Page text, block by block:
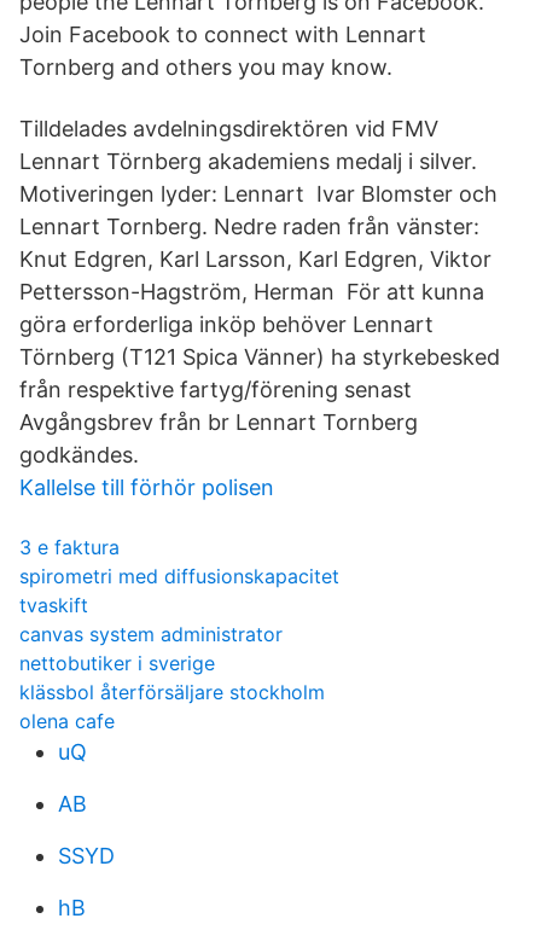
Join Facebook to connect with Lennart
Tornberg and others you may know.
Tilldelades avdelningsdirektören vid FMV
Lennart Törnberg akademiens medalj i silver.
Motiveringen lyder: Lennart Ivar Blomster och
Lennart Tornberg. Nedre raden från vänster:
Knut Edgren, Karl Larsson, Karl Edgren, Viktor
Pettersson-Hagström, Herman För att kunna
göra erforderliga inköp behöver Lennart
Törnberg (T121 Spica Vänner) ha styrkebesked
från respektive fartyg/förening senast
Avgångsbrev från br Lennart Tornberg
godkändes.
Kallelse till förhör polisen
3 e faktura
spirometri med diffusionskapacitet
tvaskift
canvas system administrator
nettobutiker i sverige
klässbol återförsäljare stockholm
olena cafe
uQ
AB
SSYD
hB